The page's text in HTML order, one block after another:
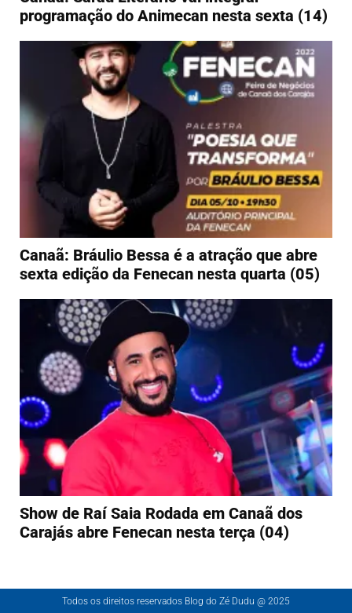
programação do Animecan nesta sexta (14)
Canaã: Bráulio Bessa é a atração que abre
sexta edição da Fenecan nesta quarta (05)
Show de Raí Saia Rodada em Canaã dos
Carajás abre Fenecan nesta terça (04)
Todos os direitos reservados Blog do Zé Dudu @ 2025